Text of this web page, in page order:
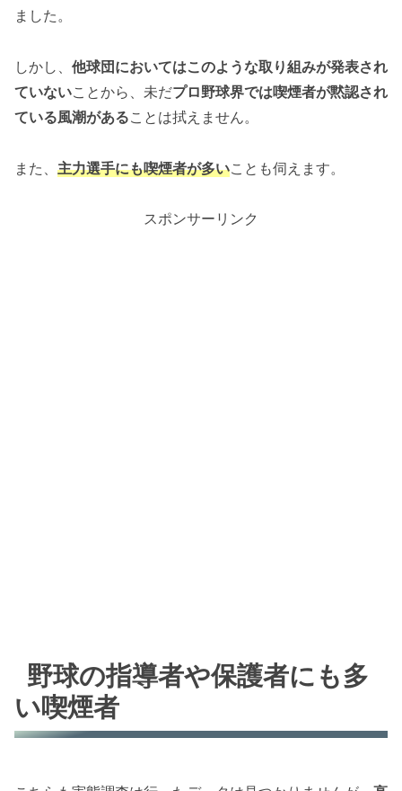
ました。
しかし、 他球団においてはこのような取り組みが発表され
ていないことから、未だプロ野球界では喫煙者が黙認され
ている風潮があることは拭えません。
また、 主力選手にも喫煙者が多いことも伺えます。
スポンサーリンク
野球の指導者や保護者にも多
い喫煙者